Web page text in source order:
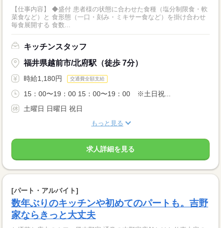
【仕事内容】 ◆盛付 患者様の状態に合わせた食種（塩分制限食・軟
菜食など）と 食形態（一口・刻み・ミキサー食など）を掛け合わせ
毎食展開する 食数...
キッチンスタッフ
福井県越前市/北府駅（徒歩 7分）
時給1,180円 交通費全額支給
15：00〜19：00 15：00〜19：00 ※土日祝...
土曜日 日曜日 祝日
もっと見る
求人詳細を見る
[パート・アルバイト]
数年ぶりのキッチンや初めてのパートも。吉野
家ならきっと大丈夫